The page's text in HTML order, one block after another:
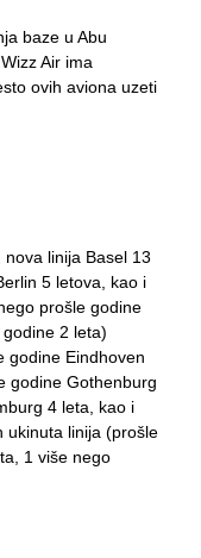
baze u Abu
Air ima
ovih aviona uzeti
linija Basel 13
5 letova, kao i
prošle godine
2 leta)
godine Eindhoven
godine Gothenburg
4 leta, kao i
ukinuta linija (prošle
1 više nego